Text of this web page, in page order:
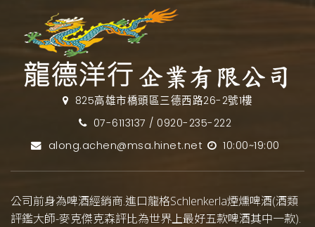
825高雄市橋頭區三德西路26-2號1樓
07-6113137 / 0920-235-222
along.achen@msa.hinet.net
10:00~19:00
公司前身為啤酒經銷商.進口龍格Schlenkerla煙燻啤酒(酒類
評鑑大師-麥克傑克森評比為世界上最好五款啤酒其中一款).